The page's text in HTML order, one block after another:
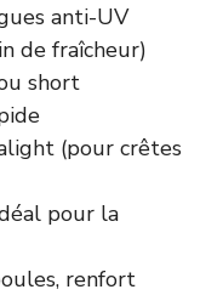
anti-UV
de fraîcheur)
short
(pour crêtes
pour la
renfort